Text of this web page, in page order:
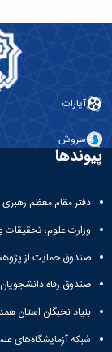
آپارات
سروش
پیوندها
دفتر مقام معظم رهبری
وزارت علوم، تحقیقات
صندوق حمایت از
صندوق رفاه دانشجویان
بنیاد نخبگان استان
شبکه آزمایشگاه‌های